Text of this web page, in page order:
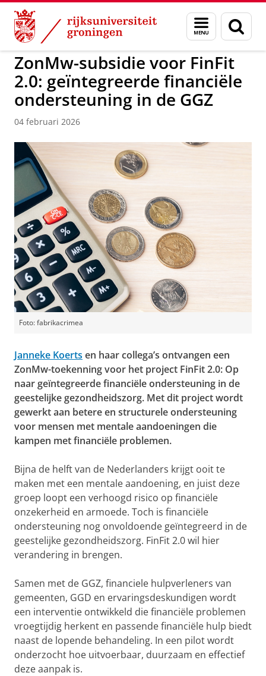
Skip
Content
Skip
Navigation
Menu
en
zoeken
GMW
ZonMw-subsidie voor FinFit
2.0: geïntegreerde financiële
ondersteuning in de GGZ
04 februari 2026
Foto: fabrikacrimea
Janneke Koerts en haar collega’s ontvangen een
ZonMw-toekenning voor het project FinFit 2.0: Op
naar geïntegreerde financiële ondersteuning in de
geestelijke gezondheidszorg. Met dit project wordt
gewerkt aan betere en structurele ondersteuning
voor mensen met mentale aandoeningen die
kampen met financiële problemen.
Bijna de helft van de Nederlanders krijgt ooit te
maken met een mentale aandoening, en juist deze
groep loopt een verhoogd risico op financiële
onzekerheid en armoede. Toch is financiële
ondersteuning nog onvoldoende geïntegreerd in de
geestelijke gezondheidszorg. FinFit 2.0 wil hier
verandering in brengen.
Samen met de GGZ, financiele hulpverleners van
gemeenten, GGD en ervaringsdeskundigen wordt
een interventie ontwikkeld die financiële problemen
vroegtijdig herkent en passende financiële hulp biedt
naast de lopende behandeling. In een pilot wordt
onderzocht hoe uitvoerbaar, duurzaam en effectief
deze aanpak is.